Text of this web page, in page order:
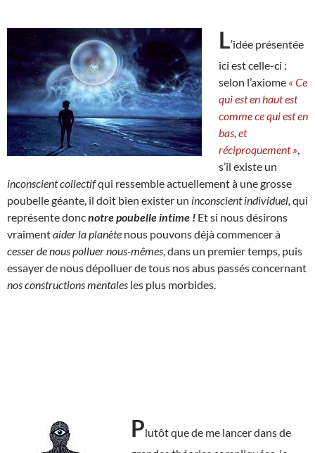
L‘idée présentée
ici est celle-ci :
selon l’axiome « Ce
qui est en haut est
comme ce qui est en
bas, et
réciproquement »
s’il existe un
inconscient collectifqui ressemble actuellement à une grosse
poubelle géante, il doit bien exister un inconscient individuel, qui
représente doncnotre poubelle intime ! Et si nous désirons
vraimentaider la planète nous pouvons déjà commencer à
cesser de nous polluer nous-mêmes , dans un premier temps, puis
essayer de nous dépolluer de tous nos abus passés concernant
nos constructions mentales les plus morbides.
Plutôt que de me lancer dans de